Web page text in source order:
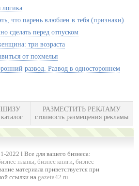
логика
что парень влюблен в тебя (признаки)
сделать перед отпуском
три возраста
от похмелья
развод. Развод в одностороннем
РАЗМЕСТИТЬ РЕКЛАМУ
стоимость размещения рекламы
2022 l Все для вашего бизнеса:
планы,бизнес книги,бизнес
материала приветствуется при
ссылки на gazeta42.ru